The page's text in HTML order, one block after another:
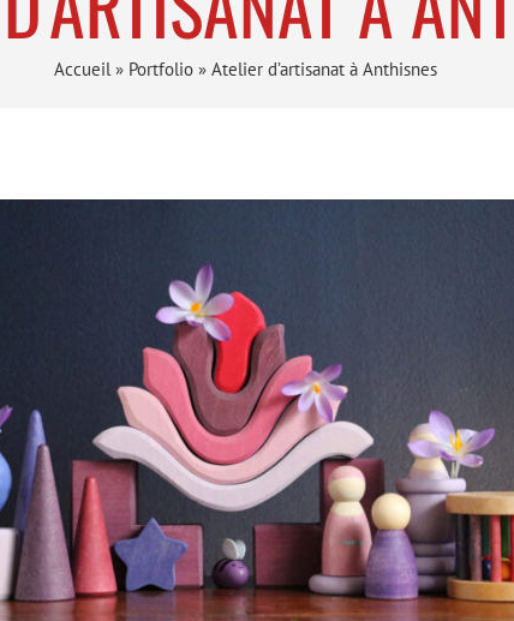
Accueil» Portfolio» Atelier d’artisanat à Anthisnes